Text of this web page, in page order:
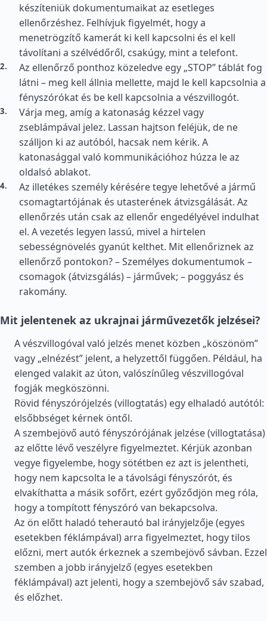
készíteniük dokumentumaikat az esetleges
ellenőrzéshez. Felhívjuk figyelmét, hogy a
menetrögzítő kamerát ki kell kapcsolni és el kell
távolítani a szélvédőről, csakúgy, mint a telefont.
Az ellenőrző ponthoz közeledve egy „STOP” táblát fog
látni – meg kell állnia mellette, majd le kell kapcsolnia a
fényszórókat és be kell kapcsolnia a vészvillogót.
Várja meg, amíg a katonaság kézzel vagy
zseblámpával jelez. Lassan hajtson feléjük, de ne
szálljon ki az autóból, hacsak nem kérik. A
katonasággal való kommunikációhoz húzza le az
oldalsó ablakot.
Az illetékes személy kérésére tegye lehetővé a jármű
csomagtartójának és utasterének átvizsgálását. Az
ellenőrzés után csak az ellenőr engedélyével indulhat
el. A vezetés legyen lassú, mivel a hirtelen
sebességnövelés gyanút kelthet. Mit ellenőriznek az
ellenőrző pontokon? – Személyes dokumentumok –
csomagok (átvizsgálás) – járművek; – poggyász és
rakomány.
Mit jelentenek az ukrajnai járművezetők jelzései?
A vészvillogóval való jelzés menet közben „köszönöm”
vagy „elnézést” jelent, a helyzettől függően. Például, ha
elenged valakit az úton, valószínűleg vészvillogóval
fogják megköszönni.
Rövid fényszórójelzés (villogtatás) egy elhaladó autótól:
elsőbbséget kérnek öntől.
A szembejövő autó fényszórójának jelzése (villogtatása)
az előtte lévő veszélyre figyelmeztet. Kérjük azonban
vegye figyelembe, hogy sötétben ez azt is jelentheti,
hogy nem kapcsolta le a távolsági fényszórót, és
elvakíthatta a másik sofőrt, ezért győződjön meg róla,
hogy a tompított fényszóró van bekapcsolva.
Az ön előtt haladó teherautó bal irányjelzője (egyes
esetekben féklámpával) arra figyelmeztet, hogy tilos
előzni, mert autók érkeznek a szembejövő sávban. Ezzel
szemben a jobb irányjelző (egyes esetekben
féklámpával) azt jelenti, hogy a szembejövő sáv szabad,
és előzhet.